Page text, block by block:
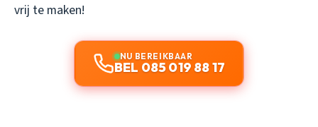
vrij te maken!
NU BEREIKBAAR
BEL 085 019 88 17